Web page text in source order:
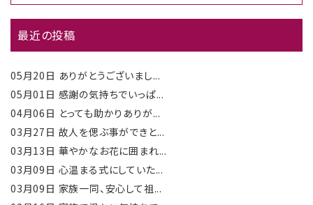
最近の投稿
05月20日 ありがとうございまし...
05月01日 感謝の気持ちでいっぱ...
04月06日 とっても助かりありが...
03月27日 故人を偲ぶ事ができと...
03月13日 華やかなお花に囲まれ...
03月09日 心温まる式にしていた...
03月09日 家族一同、安心して祖...